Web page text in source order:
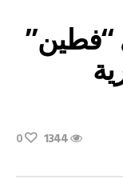
“فطين”
1344
0